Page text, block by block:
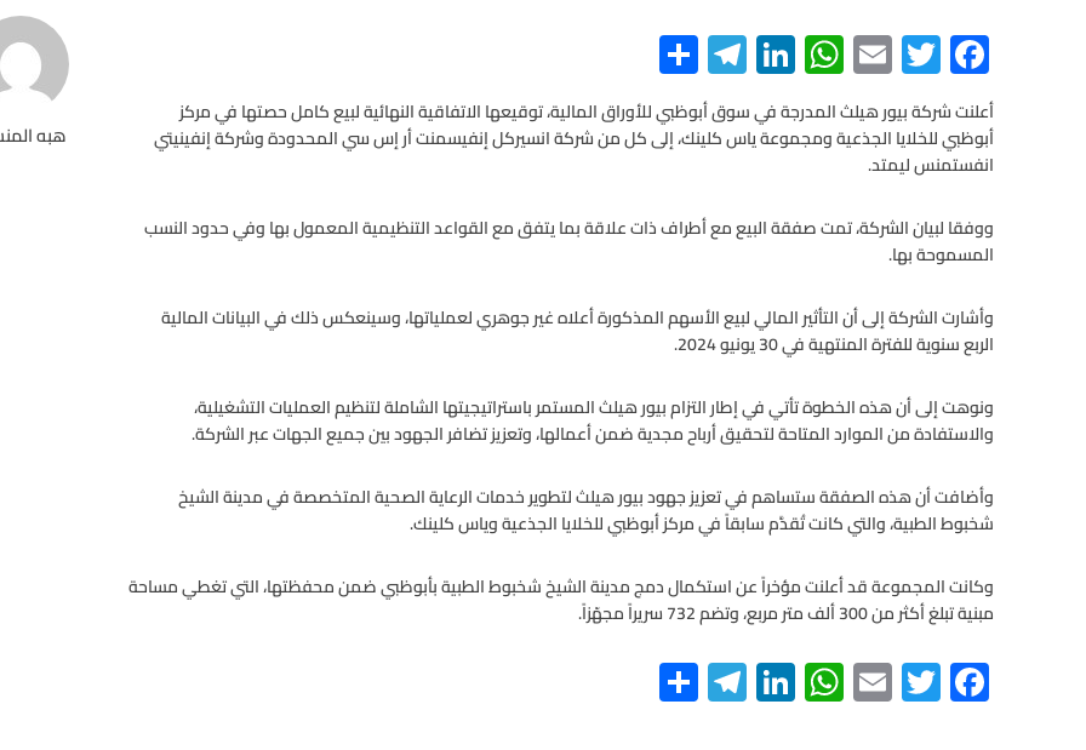
هبه
F
ac
e
b
o
o
k
T
wi
tt
er
E
m
ail
W
h
at
s
A
p
Li
n
ke
dI
n
Te
le
gr
a
m
S
h
ar
e
أعلنت شركة بيور هيلث المدرجة في سوق أبوظبي للأوراق المالية، توقيعها الاتفاقية النهائية لبيع كامل حصتها في مركز
أبوظبي للخلايا الجذعية ومجموعة ياس كلينك، إلى كل من شركة انسيركل إنفيسمنت أر إس سي المحدودة وشركة إنفينيتي
انفستمنس ليمتد.
ووفقا لبيان الشركة، تمت صفقة البيع مع أطراف ذات علاقة بما يتفق مع القواعد التنظيمية المعمول بها وفي حدود النسب
المسموحة بها.
وأشارت الشركة إلى أن التأثير المالي لبيع الأسهم المذكورة أعلاه غير جوهري لعملياتها، وسينعكس ذلك في البيانات المالية
الربع سنوية للفترة المنتهية في 30 يونيو 2024.
ونوهت إلى أن هذه الخطوة تأتي في إطار التزام بيور هيلث المستمر باستراتيجيتها الشاملة لتنظيم العمليات التشغيلية،
والاستفادة من الموارد المتاحة لتحقيق أرباح مجدية ضمن أعمالها، وتعزيز تضافر الجهود بين جميع الجهات عبر الشركة.
وأضافت أن هذه الصفقة ستساهم في تعزيز جهود بيور هيلث لتطوير خدمات الرعاية الصحية المتخصصة في مدينة الشيخ
شخبوط الطبية، والتي كانت تُقدَّم سابقاً في مركز أبوظبي للخلايا الجذعية وياس كلينك.
وكانت المجموعة قد أعلنت مؤخراً عن استكمال دمج مدينة الشيخ شخبوط الطبية بأبوظبي ضمن محفظتها، التي تغطي مساحة
مبنية تبلغ أكثر من 300 ألف متر مربع، وتضم 732 سريراً مجهّزاً.
F
ac
T
wi
E
m
W
h
Li
n
Te
le
S
h